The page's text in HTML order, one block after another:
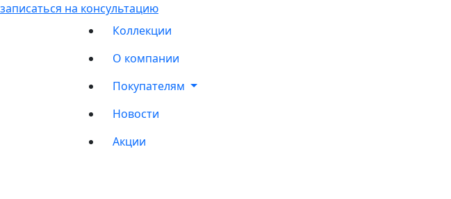
записаться на консультацию
Коллекции
О компании
Покупателям
Новости
Акции